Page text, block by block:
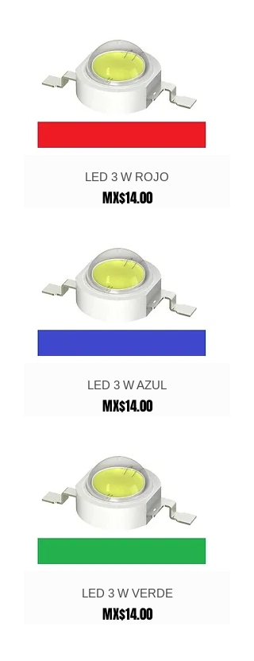
LED 3 W ROJO
Price
MX$14.00
LED 3 W AZUL
Price
MX$14.00
LED 3 W VERDE
Price
MX$14.00